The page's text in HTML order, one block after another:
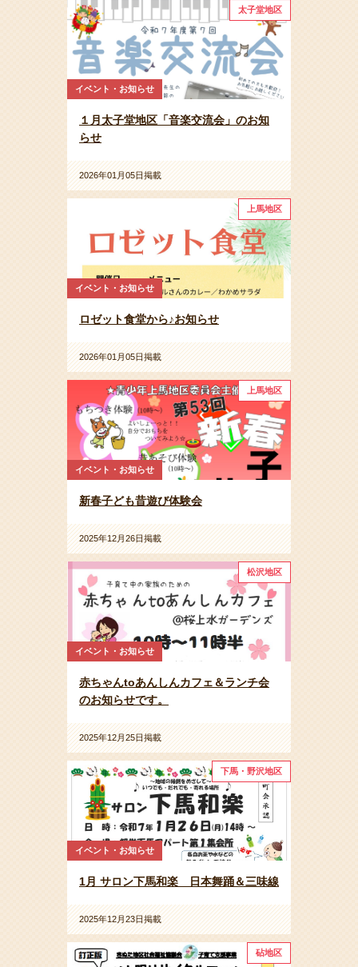
太子堂地区
イベント・お知らせ
１月太子堂地区「音楽交流会」のお知
らせ
2026年01月05日掲載
上馬地区
イベント・お知らせ
ロゼット食堂から♪お知らせ
2026年01月05日掲載
上馬地区
イベント・お知らせ
新春子ども昔遊び体験会
2025年12月26日掲載
松沢地区
イベント・お知らせ
赤ちゃんtoあんしんカフェ＆ランチ会
のお知らせです。
2025年12月25日掲載
下馬・野沢地区
イベント・お知らせ
1月 サロン下馬和楽 日本舞踊＆三味線
2025年12月23日掲載
砧地区